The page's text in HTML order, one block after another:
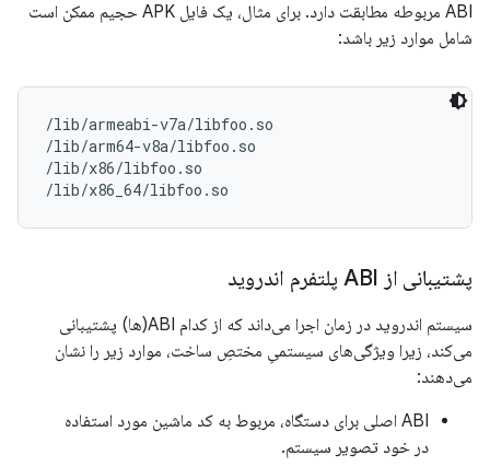
ABI مربوطه مطابقت دارد. برای مثال، یک فایل APK حجیم ممکن است
شامل موارد زیر باشد:
/lib/armeabi-v7a/libfoo.so
/lib/arm64-v8a/libfoo.so
/lib/x86/libfoo.so
پشتیبانی از ABI پلتفرم اندروید
سیستم اندروید در زمان اجرا می‌داند که از کدام ABI(ها) پشتیبانی
می‌کند، زیرا ویژگی‌های سیستمیِ مختصِ ساخت، موارد زیر را نشان
می‌دهند:
ABI اصلی برای دستگاه، مربوط به کد ماشین مورد استفاده
در خود تصویر سیستم.